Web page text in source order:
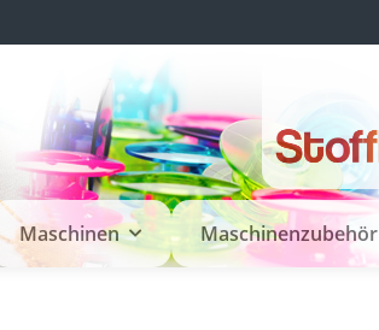
Maschinen Maschinenzubehör